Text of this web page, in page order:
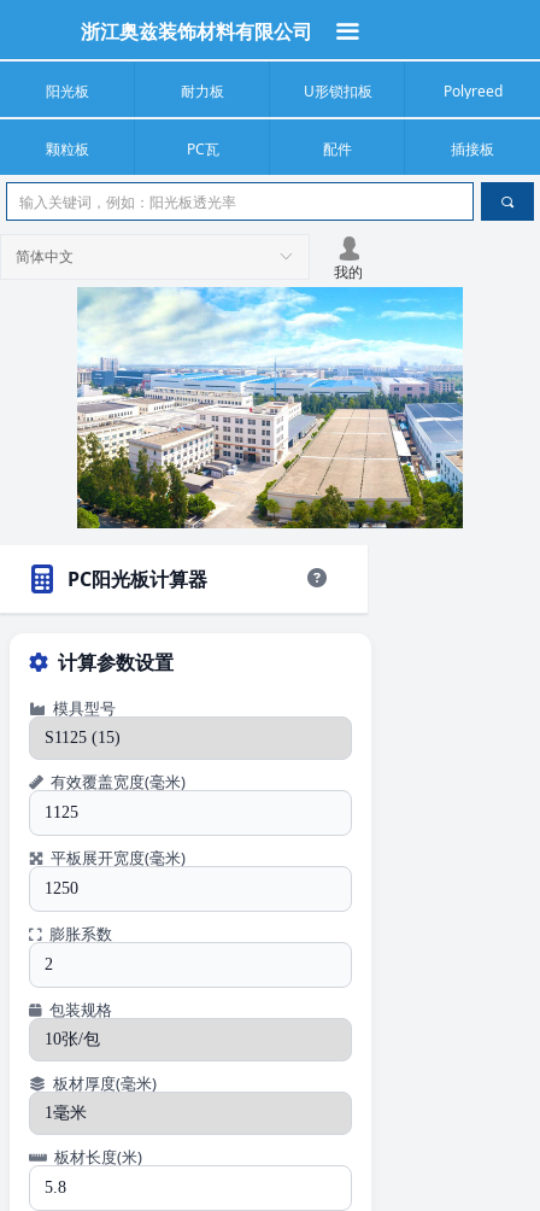
浙江奥兹装饰材料有限公司 끀
끠
阳光板 耐力板 U形锁扣板 Polyreed
颗粒板 PC瓦 配件 插接板
넙
我的
ꀅ
简体中文
PC阳光板计算器
计算参数设置
模具型号
有效覆盖宽度(毫米)
平板展开宽度(毫米)
膨胀系数
包装规格
板材厚度(毫米)
板材长度(米)